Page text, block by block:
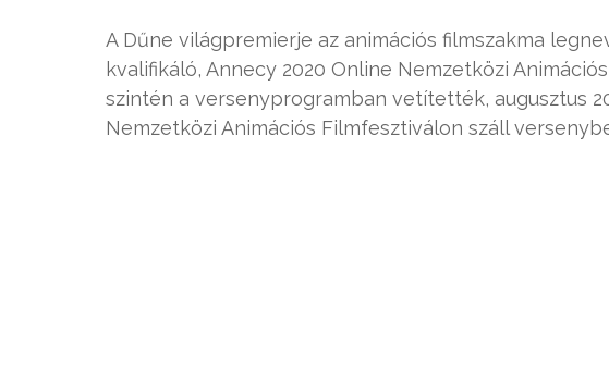
A Dűne világpremierje az animációs filmszakma
kvalifikáló, Annecy 2020 Online Nemzetközi
szintén a versenyprogramban vetítették, augusztus
Nemzetközi Animációs Filmfesztiválon száll